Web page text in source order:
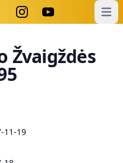
Žvaigždės
11-19